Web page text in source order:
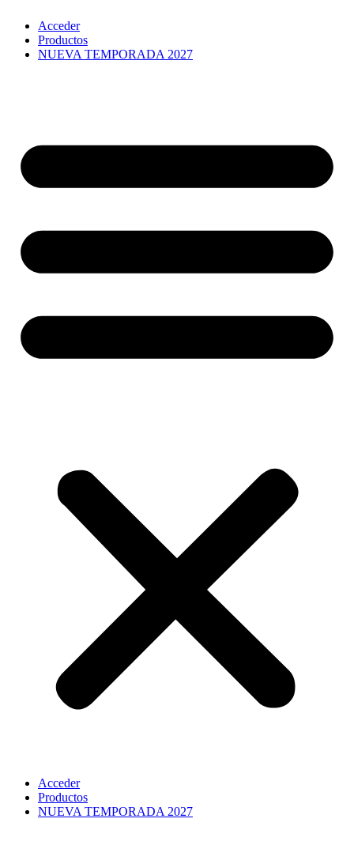
contenido
Acceder
Productos
NUEVA TEMPORADA 2027
Acceder
Productos
NUEVA TEMPORADA 2027